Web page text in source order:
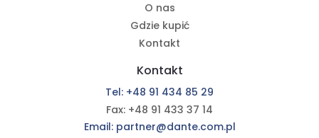
O nas
Gdzie kupić
Kontakt
Kontakt
Tel: +48 91 434 85 29
Fax: +48 91 433 37 14
Email: partner@dante.com.pl